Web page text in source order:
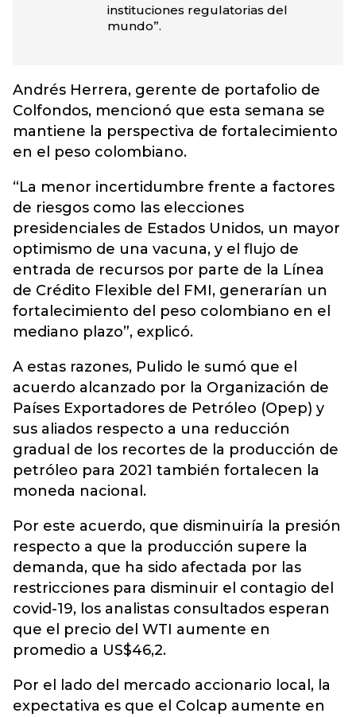
instituciones regulatorias del
mundo”.
Andrés Herrera, gerente de portafolio de
Colfondos, mencionó que esta semana se
mantiene la perspectiva de fortalecimiento
en el peso colombiano.
“La menor incertidumbre frente a factores
de riesgos como las elecciones
presidenciales de Estados Unidos, un mayor
optimismo de una vacuna, y el flujo de
entrada de recursos por parte de la Línea
de Crédito Flexible del FMI, generarían un
fortalecimiento del peso colombiano en el
mediano plazo”, explicó.
A estas razones, Pulido le sumó que el
acuerdo alcanzado por la Organización de
Países Exportadores de Petróleo (Opep) y
sus aliados respecto a una reducción
gradual de los recortes de la producción de
petróleo para 2021 también fortalecen la
moneda nacional.
Por este acuerdo, que disminuiría la presión
respecto a que la producción supere la
demanda, que ha sido afectada por las
restricciones para disminuir el contagio del
covid-19, los analistas consultados esperan
que el precio del WTI aumente en
promedio a US$46,2.
Por el lado del mercado accionario local, la
expectativa es que el Colcap aumente en